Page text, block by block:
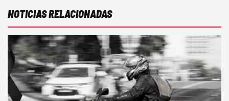
NOTICIAS RELACIONADAS